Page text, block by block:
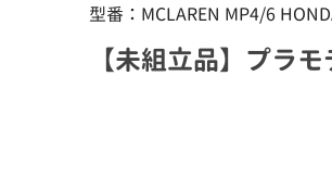
型番：MCLAREN MP4/6
【未組立品】プラ